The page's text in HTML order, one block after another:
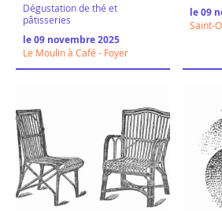
Dégustation de thé et
pâtisseries
le 09 novembre 2025
Le Moulin à Café - Foyer
le 09
Saint-